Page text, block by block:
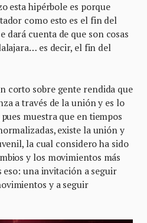
esta hipérbole es porque
como esto es el fin del
dará cuenta de que son cosas
es decir, el fin del
corto sobre gente rendida que
a través de la unión y es lo
muestra que en tiempos
existe la unión y
la cual considero ha sido
y los movimientos más
eso: una invitación a seguir
y a seguir